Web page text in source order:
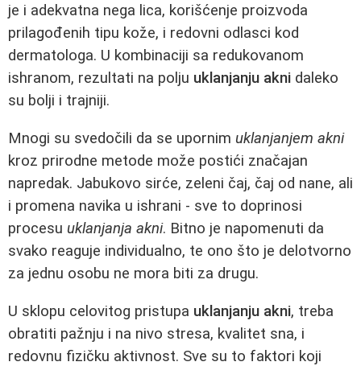
je i adekvatna nega lica, korišćenje proizvoda
prilagođenih tipu kože, i redovni odlasci kod
dermatologa. U kombinaciji sa redukovanom
ishranom, rezultati na polju uklanjanju akni daleko
su bolji i trajniji.
Mnogi su svedočili da se upornim uklanjanjem akni
kroz prirodne metode može postići značajan
napredak. Jabukovo sirće, zeleni čaj, čaj od nane, ali
i promena navika u ishrani - sve to doprinosi
procesu uklanjanja akni. Bitno je napomenuti da
svako reaguje individualno, te ono što je delotvorno
za jednu osobu ne mora biti za drugu.
U sklopu celovitog pristupa uklanjanju akni, treba
obratiti pažnju i na nivo stresa, kvalitet sna, i
redovnu fizičku aktivnost. Sve su to faktori koji